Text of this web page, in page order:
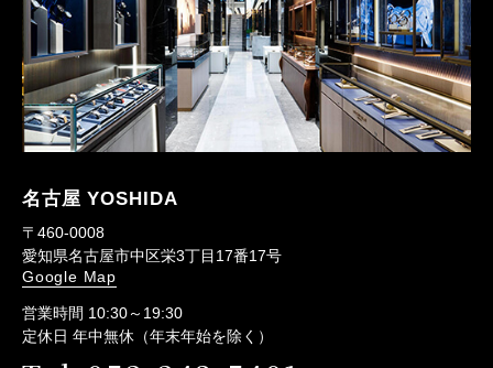
名古屋 YOSHIDA
〒460-0008
愛知県名古屋市中区栄3丁目17番17号
Google Map
営業時間 10:30～19:30
定休日 年中無休（年末年始を除く）